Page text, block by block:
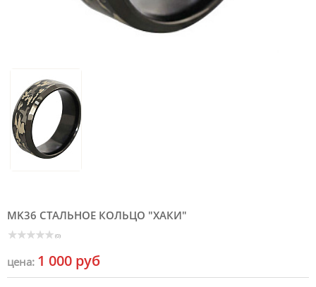
MK36 СТАЛЬНОЕ КОЛЬЦО "ХАКИ"
(0)
цена: 1 000 руб